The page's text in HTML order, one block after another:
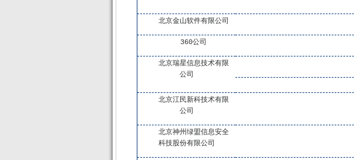
北京金山软件有限公司
360公司
北京瑞星信息技术有限
公司
北京江民新科技术有限
公司
北京神州绿盟信息安全
科技股份有限公司